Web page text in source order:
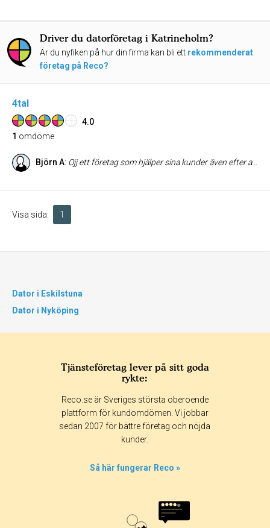
Driver du datorföretag i Katrineholm?
Är du nyfiken på hur din firma kan bli ett rekommenderat
företag på Reco?
4tal
4.0
1 omdöme
Björn A: Ojj ett företag som hjälper sina kunder även efter att man köpt produkten ger dem 4 punkter så att de inte blir kaxiga
Visa sida: 1
Dator i Eskilstuna
Dator i Nyköping
Tjänsteföretag lever på sitt goda
rykte:
Reco.se är Sveriges största oberoende
plattform för kundomdömen. Vi jobbar
sedan 2007 för bättre företag och nöjda
kunder.
Så här fungerar Reco »